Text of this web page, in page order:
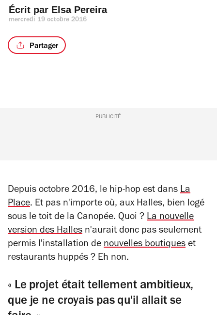
Écrit par Elsa Pereira
mercredi 19 octobre 2016
Partager
PUBLICITÉ
Depuis octobre 2016, le hip-hop est dans La
Place. Et pas n'importe où, aux Halles, bien logé
sous le toit de la Canopée. Quoi ? La nouvelle
version des Halles n'aurait donc pas seulement
permis l'installation de nouvelles boutiques et
restaurants huppés ? Eh non.
« Le projet était tellement ambitieux,
que je ne croyais pas qu'il allait se